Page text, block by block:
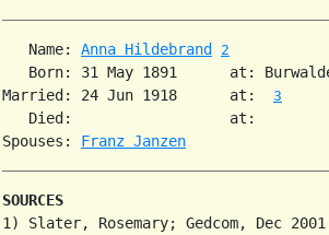
   Name:
Anna Hildebrand 2
Born: 31 May 1891      at:
Married: 24 Jun 1918      at: 3
   Died:                  at:
Spouses: Franz Janzen
SOURCES
1) Slater, Rosemary; Gedcom, Dec 2001